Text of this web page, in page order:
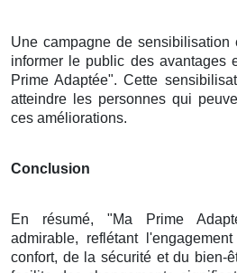
Une campagne de sensibilisation
informer le public des avantages
Prime Adaptée". Cette
atteindre les personnes qui
ces améliorations.
Conclusion
En résumé, "Ma Prime
admirable, reflétant
confort, de la sécurité et du bien-